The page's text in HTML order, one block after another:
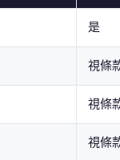
是
視條
視條
視條